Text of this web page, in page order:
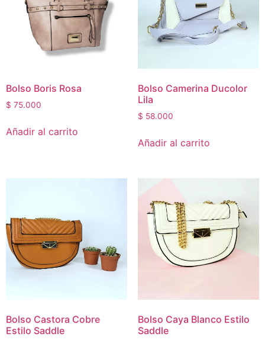
Bolso Boris Rosa
$ 75.000
Añadir al carrito
Bolso Camerina Ducolor
Lila
$ 58.000
Añadir al carrito
Bolso Castora Cobre
Estilo Saddle
Bolso Caya Blanco Estilo
Saddle